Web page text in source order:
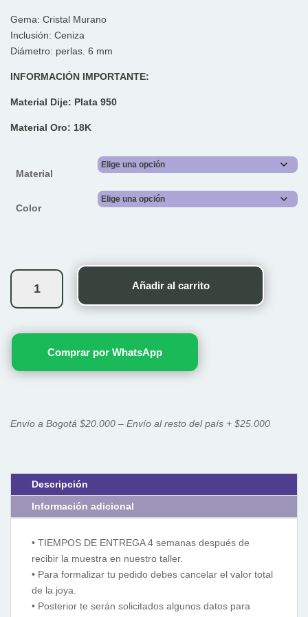
Gema: Cristal Murano
Inclusión: Ceniza
Diámetro: perlas. 6 mm
INFORMACIÓN IMPORTANTE:
Material Dije: Plata 950
Material Oro: 18K
Material
Color
Topos
Calma
cantidad
Añadir al carrito
Comprar por WhatsApp
Envío a Bogotá $20.000 – Envío al resto del país + $25.000
Descripción
Información adicional
• TIEMPOS DE ENTREGA 4 semanas después de
recibir la muestra en nuestro taller.
• Para formalizar tu pedido debes cancelar el valor total
de la joya.
• Posterior te serán solicitados algunos datos para